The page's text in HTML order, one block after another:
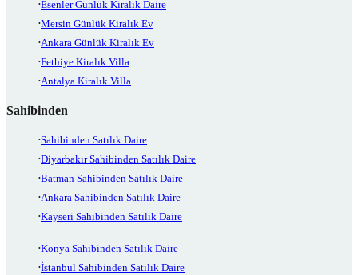
Esenler Günlük Kiralık Daire
Mersin Günlük Kiralık Ev
Ankara Günlük Kiralık Ev
Fethiye Kiralık Villa
Antalya Kiralık Villa
Sahibinden
Sahibinden Satılık Daire
Diyarbakır Sahibinden Satılık Daire
Batman Sahibinden Satılık Daire
Ankara Sahibinden Satılık Daire
Kayseri Sahibinden Satılık Daire
Konya Sahibinden Satılık Daire
İstanbul Sahibinden Satılık Daire